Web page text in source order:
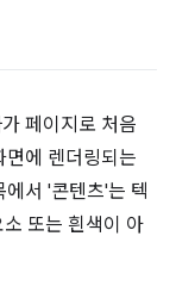
페이지로 처음
에 렌더링되는
서 '콘텐츠'는 텍
소 또는 흰색이 아